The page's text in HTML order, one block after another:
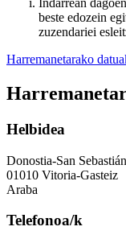
Indarrean
beste edozein
zuzendariei
Harremanetarako
Helbidea
Donostia-San
01010 Vitoria-Gasteiz
Araba
Telefonoa/k